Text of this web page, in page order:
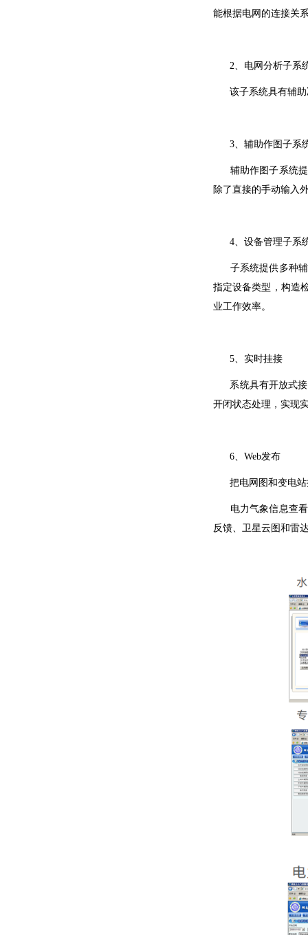
能根据电网的连接关
2、电网分析子系
该子系统具有辅助
3、辅助作图子系
辅助作图子系统提
除了直接的手动输入
4、设备管理子系
子系统提供多种辅
指定设备类型，构造
业工作效率。
5、实时挂接
系统具有开放式接
开闭状态处理，实现
6、Web发布
把电网图和变电站
电力气象信息查看
反馈、卫星云图和雷